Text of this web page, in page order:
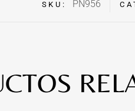
SKU: PN956